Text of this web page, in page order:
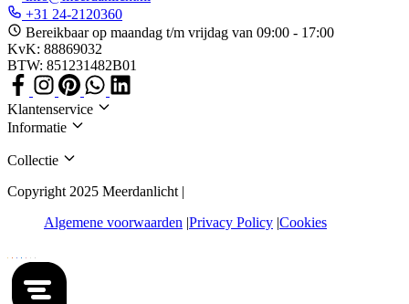
+31 24-2120360
Bereikbaar op maandag t/m vrijdag van 09:00 - 17:00
KvK: 88869032
BTW: 851231482B01
Klantenservice
Informatie
Collectie
Copyright 2025 Meerdanlicht |
Algemene voorwaarden Privacy Policy Cookies